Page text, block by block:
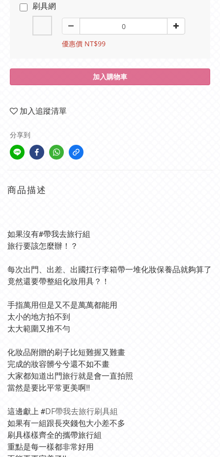
刷具網
優惠價 NT$99
加入購物車
加入追蹤清單
分享到
商品描述
如果沒有#帶我去旅行組
旅行要該怎麼辦！？
每次出門、出差、出國扛行李箱帶一堆化妝保養品就夠算了
竟然還要帶整組化妝用具？！
手指萬用但是又不是萬萬都能用
太小的地方拍不到
太大範圍又推不勻
化妝品附贈的刷子比短難握又難畫
完成的妝容髒兮兮還不如不畫
大家都知道出門旅行就是會一直拍照
當然是要比平常更美啊!!
這邊獻上 #DF帶我去旅行刷具組
如果有一組跟長夾錢包大小差不多
刷具樣樣齊全的攜帶旅行組
重點是每一樣都非常好用